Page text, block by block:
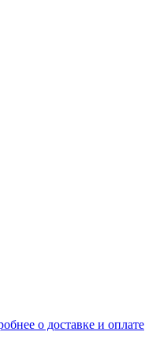
о доставке и оплате